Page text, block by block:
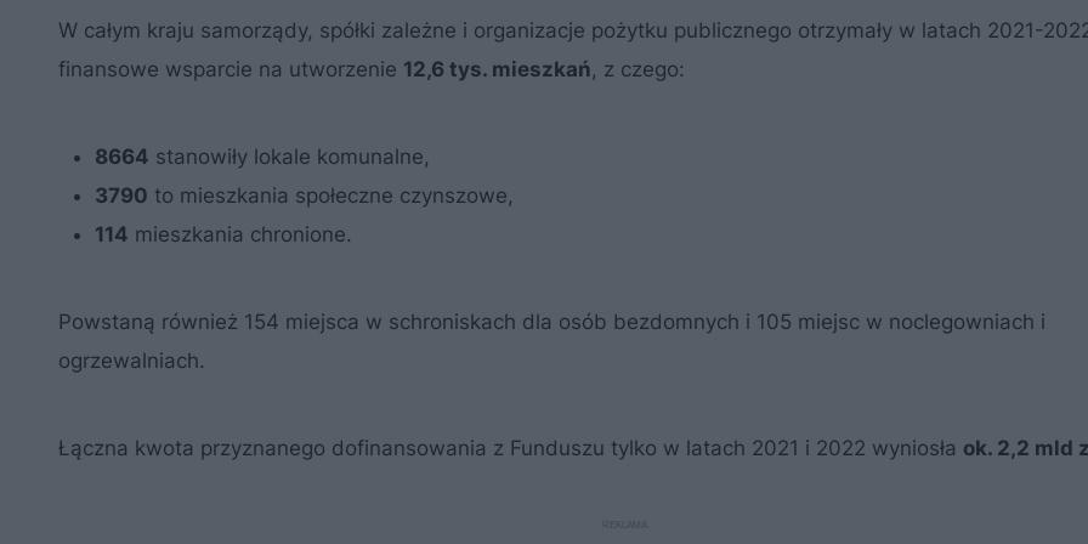
W całym kraju samorządy, spółki zależne i organizacje pożytku publicznego otrzymały w latach 2021-
finansowe wsparcie na utworzenie 12,6 tys. mieszkań, z czego:
8664 stanowiły lokale komunalne,
3790 to mieszkania społeczne czynszowe,
114 mieszkania chronione.
Powstaną również 154 miejsca w schroniskach dla osób bezdomnych i 105 miejsc w noclegowniach i
ogrzewalniach.
Łączna kwota przyznanego dofinansowania z Funduszu tylko w latach 2021 i 2022 wyniosła ok. 2,2 mld